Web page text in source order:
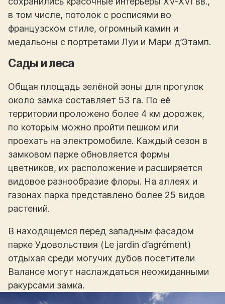
в том числе, потолок с росписями во
французском стиле, огромный камин и
медальоны с портретами Луи и Мари д’Этамп.
Сады и леса
Общая площадь зелёной зоны для прогулок
около замка составляет 53 га. По её
территории проложено более 4 км дорожек,
по которым можно пройти пешком или
проехать на электромобиле. Каждый сезон в
замковом парке обновляется формы
цветников, их расположение и расширяется
видовое разнообразие флоры. На аллеях и
газонах парка представлено более 25 видов
растений.
В находящемся перед западным фасадом
парке Удовольствия (Le jardin d’agrément)
отдыхая среди могучих дубов посетители
Валансе могут наслаждаться неожиданными
ракурсами замка.